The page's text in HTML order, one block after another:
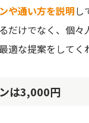
や通い方を説明し
だけでなく、個々
適な提案をしてく
は3,000円